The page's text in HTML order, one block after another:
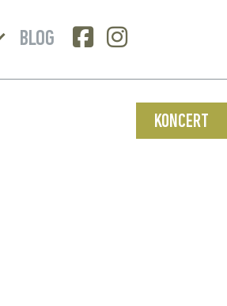
Menü
lenyitása
BLOG
KONCERT